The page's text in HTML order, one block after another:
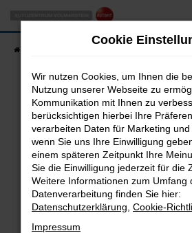
Zum
Hauptinhalt
springen
Fehler: Network
Beim Laden ist ein Fehler
Hier sind ein paar Tipps, die dir
Überprüfe deine Firewall
Internetverbindung.
Laden andere Webseiten, zum
Suchmaschine?
Cookie
Wir nutzen Cookies, um Ihnen die
Nutzung unserer Webseite zu
Kommunikation mit Ihnen zu
berücksichtigen hierbei Ihre
verarbeiten Daten für Marketing und
wenn Sie uns Ihre Einwilligung
einem späteren Zeitpunkt Ihre
Sie die Einwilligung jederzeit für die
Weitere Informationen zum Umfang
Datenverarbeitung finden Sie hier:
Datenschutzerklärung Cookie-
Impressum